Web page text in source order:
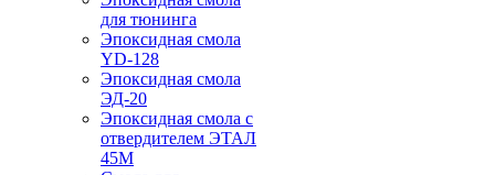
для тюнинга
Эпоксидная смола
YD-128
Эпоксидная смола
ЭД-20
Эпоксидная смола с
отвердителем ЭТАЛ
45М